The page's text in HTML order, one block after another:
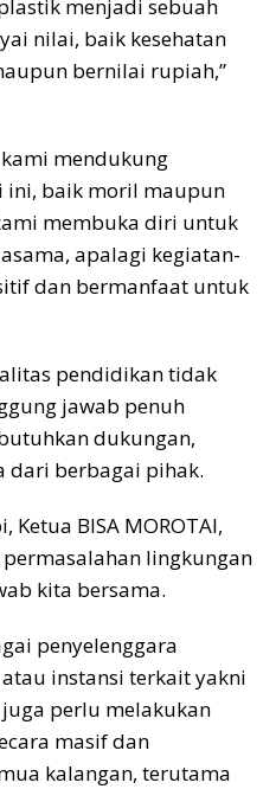
menjadi sebuah
nilai, baik kesehatan
bernilai rupiah,”
kami mendukung
ini, baik moril maupun
membuka diri untuk
apalagi kegiatan-
dan bermanfaat untuk
pendidikan tidak
jawab penuh
dukungan,
dari berbagai pihak.
Ketua BISA MOROTAI,
lingkungan
kita bersama.
penyelenggara
instansi terkait yakni
perlu melakukan
masif dan
kalangan, terutama